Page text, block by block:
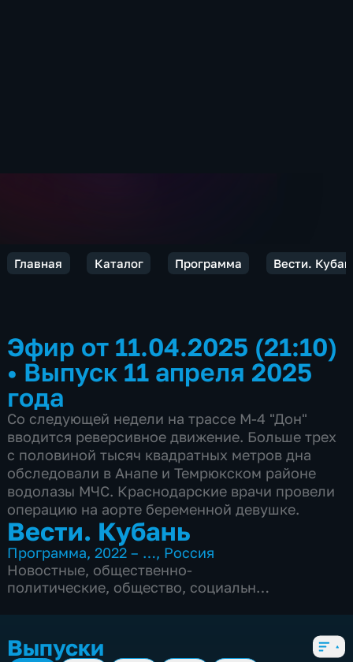
Главная Каталог Программа Вести.
Эфир от 11.04.2025 (21:10)
• Выпуск 11 апреля 2025
года
Со следующей недели на трассе М-4 "Дон"
вводится реверсивное движение. Больше трех
с половиной тысяч квадратных метров дна
обследовали в Анапе и Темрюкском районе
водолазы МЧС. Краснодарские врачи провели
операцию на аорте беременной девушке.
Вести. Кубань
Программа,2022 – …, Россия
Новостные, общественно-
политические, общество, социально-
Выпуски